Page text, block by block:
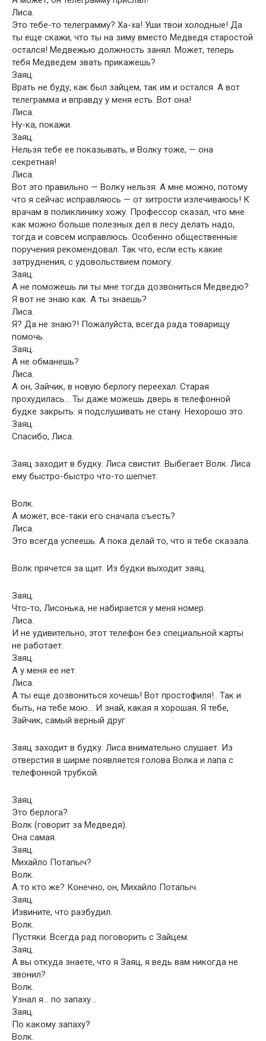
Лиса.
Это тебе-то телеграмму? Ха-ха! Уши твои холодные! Да
ты еще скажи, что ты на зиму вместо Медведя старостой
остался! Медвежью должность занял. Может, теперь
тебя Медведем звать прикажешь?
Заяц.
Врать не буду, как был зайцем, так им и остался. А вот
телеграмма и вправду у меня есть. Вот она!
Лиса.
Ну-ка, покажи.
Заяц.
Нельзя тебе ее показывать, и Волку тоже, — она
секретная!
Лиса.
Вот это правильно — Волку нельзя. А мне можно, потому
что я сейчас исправляюсь — от хитрости излечиваюсь! К
врачам в поликлинику хожу. Профессор сказал, что мне
как можно больше полезных дел в лесу делать надо,
тогда и совсем исправлюсь. Особенно общественные
поручения рекомендовал. Так что, если есть какие
затруднения, с удовольствием помогу.
Заяц.
А не поможешь ли ты мне тогда дозвониться Медведю?
Я вот не знаю как. А ты знаешь?
Лиса.
Я? Да не знаю?! Пожалуйста, всегда рада товарищу
помочь.
Заяц.
А не обманешь?
Лиса.
А он, Зайчик, в новую берлогу переехал. Старая
прохудилась… Ты даже можешь дверь в телефонной
будке закрыть: я подслушивать не стану. Нехорошо это.
Заяц.
Спасибо, Лиса.
Заяц заходит в будку. Лиса свистит. Выбегает Волк. Лиса
ему быстро-быстро что-то шепчет.
Волк.
А может, все-таки его сначала съесть?
Лиса.
Это всегда успеешь. А пока делай то, что я тебе сказала.
Волк прячется за щит. Из будки выходит заяц.
Заяц.
Что-то, Лисонька, не набирается у меня номер.
Лиса.
И не удивительно, этот телефон без специальной карты
не работает.
Заяц.
А у меня ее нет.
Лиса.
А ты еще дозвониться хочешь! Вот простофиля!.. Так и
быть, на тебе мою… И знай, какая я хорошая. Я тебе,
Зайчик, самый верный друг.
Заяц заходит в будку. Лиса внимательно слушает. Из
отверстия в ширме появляется голова Волка и лапа с
телефонной трубкой.
Заяц.
Это берлога?
Волк (говорит за Медведя).
Она самая.
Заяц.
Михайло Потапыч?
Волк.
А то кто же? Конечно, он, Михайло Потапыч.
Заяц.
Извините, что разбудил.
Волк.
Пустяки. Всегда рад поговорить с Зайцем.
Заяц.
А вы откуда знаете, что я Заяц, я ведь вам никогда не
звонил?
Волк.
Узнал я… по запаху…
Заяц.
По какому запаху?
Волк.